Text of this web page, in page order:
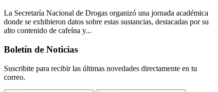
La Secretaría Nacional de Drogas organizó una jornada académica
donde se exhibieron datos sobre estas sustancias, destacadas por su
alto contenido de cafeína y...
Boletín de Noticias
Suscribite para recibir las últimas novedades directamente en tu
correo.